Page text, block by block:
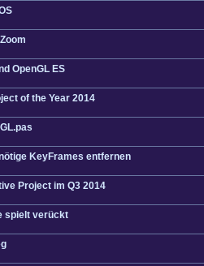
OpenGL ES
of the Year 2014
KeyFrames entfernen
Project im Q3 2014
spielt verückt